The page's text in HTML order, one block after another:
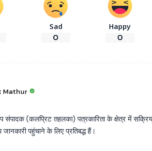
Sad
0
Happy
0
Mathur
(कलप्रिट तहलका) पत्रकारिता के क्षेत्र में सक्रिय
जानकारी पहुंचाने के लिए प्रतिबद्ध हैं।